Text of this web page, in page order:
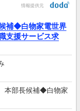
情報提供元
補◆白物家電世界
支援サービス求
本部長候補◆白物家